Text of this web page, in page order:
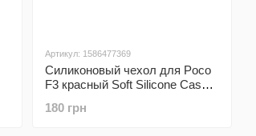
Артикул: 1586477369
Силиконовый чехол для Poco
F3 красный Soft Silicone Case
180 грн